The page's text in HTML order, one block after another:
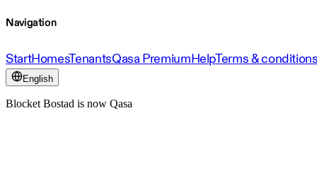
Navigation
StartHomesTenantsQasa PremiumHelpTerms &
English
Blocket Bostad is now Qasa